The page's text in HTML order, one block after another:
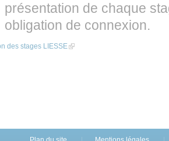
présentation de chaque
obligation de connexion.
des stages LIESSE(link is external)